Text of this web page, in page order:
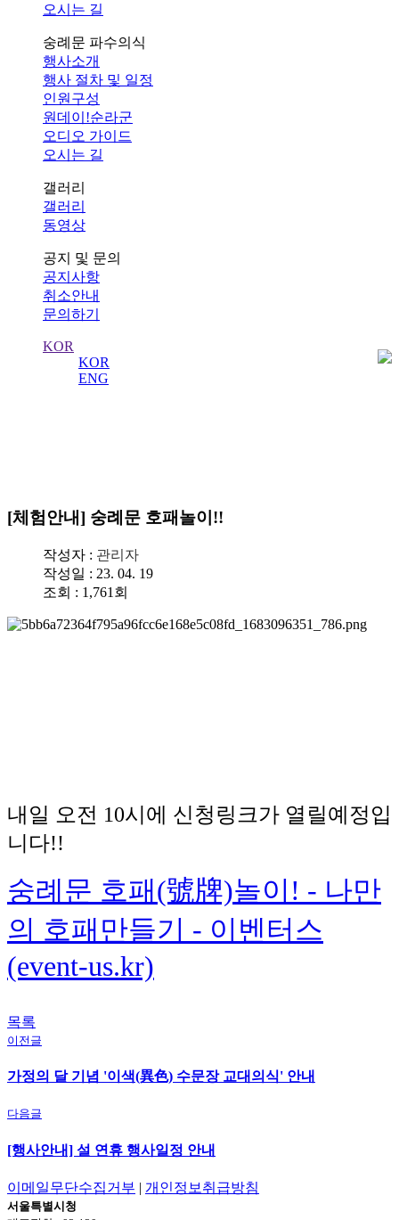
오시는 길
숭례문 파수의식
행사소개
행사 절차 및 일정
인원구성
원데이!순라군
오디오 가이드
오시는 길
갤러리
갤러리
동영상
공지 및 문의
공지사항
취소안내
문의하기
KOR
KOR
ENG
[체험안내] 숭례문 호패놀이!!
작성자 : 관리자
작성일 : 23. 04. 19
조회 : 1,761회
내일 오전 10시에 신청링크가 열릴예정입
니다!!
숭례문 호패(號牌)놀이! - 나만
의 호패만들기 - 이벤터스
(event-us.kr)
목록
이전글
가정의 달 기념 '이색(異色) 수문장 교대의식' 안내
다음글
[행사안내] 설 연휴 행사일정 안내
이메일무단수집거부 | 개인정보취급방침
서울특별시청